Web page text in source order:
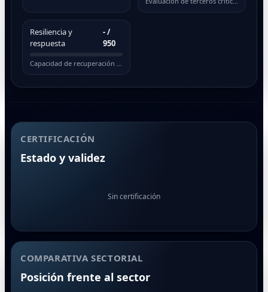
Resiliencia y
respuesta
-/
950
Capacidad de recuperación ante incidentes
CERTIFICACIÓN
Estado y validez
Sin certificación
COMPARATIVA SECTORIAL
Posición frente al sector